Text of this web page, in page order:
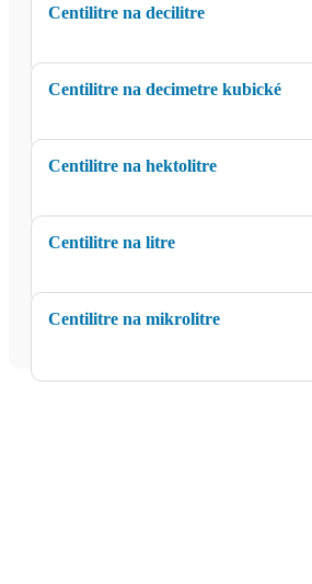
Centilitre na decilitre
Centilitre na decimetre kubické
Centilitre na hektolitre
Centilitre na litre
Centilitre na mikrolitre